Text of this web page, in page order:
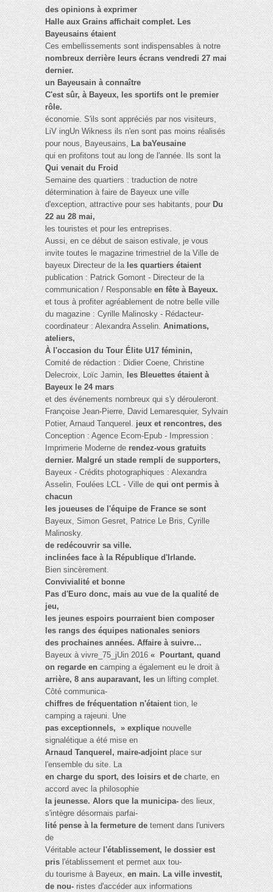
des opinions à exprimer
Halle aux Grains affichait complet. Les
Bayeusains étaient
Ces embellissements sont indispensables à notre
nombreux derrière leurs écrans vendredi 27 mai
dernier.
un Bayeusain à connaître
C'est sûr, à Bayeux, les sportifs ont le premier
rôle.
économie. S'ils sont appréciés par nos visiteurs,
LiV ingUn Wikness ils n'en sont pas moins réalisés
pour nous, Bayeusains,La baYeusaine
qui en profitons tout au long de l'année. Ils sont la
Qui venait du Froid
Semaine des quartiers : traduction de notre
détermination à faire de Bayeux une ville
d'exception, attractive pour ses habitants, pourDu
22 au 28 mai,
les touristes et pour les entreprises.
Aussi, en ce début de saison estivale, je vous
invite toutes le magazine trimestriel de la Ville de
bayeux Directeur de lales quartiers étaient
publication : Patrick Gomont - Directeur de la
communication / Responsableen fête à Bayeux.
et tous à profiter agréablement de notre belle ville
du magazine : Cyrille Malinosky - Rédacteur-
coordinateur : Alexandra Asselin.Animations,
ateliers,
À l'occasion du Tour Élite U17 féminin,
Comité de rédaction : Didier Coene, Christine
Delecroix, Loïc Jamin,les Bleuettes étaient à
Bayeux le 24 mars
et des événements nombreux qui s'y dérouleront.
Françoise Jean-Pierre, David Lemaresquier, Sylvain
Potier, Arnaud Tanquerel.jeux et rencontres, des
Conception : Agence Ecom-Epub - Impression :
Imprimerie Moderne derendez-vous gratuits
dernier. Malgré un stade rempli de supporters,
Bayeux - Crédits photographiques : Alexandra
Asselin, Foulées LCL - Ville dequi ont permis à
chacun
les joueuses de l'équipe de France se sont
Bayeux, Simon Gesret, Patrice Le Bris, Cyrille
Malinosky.
de redécouvrir sa ville.
inclinées face à la République d'Irlande.
Bien sincèrement.
Convivialité et bonne
Pas d'Euro donc, mais au vue de la qualité de
jeu,
les jeunes espoirs pourraient bien composer
les rangs des équipes nationales seniors
des prochaines années. Affaire à suivre…
Bayeux à vivre_75_jUin 2016« Pourtant, quand
on regarde encamping a également eu le droit à
arrière, 8 ans auparavant, lesun lifting complet.
Côté communica-
chiffres de fréquentation n'étaienttion, le
camping a rajeuni. Une
pas exceptionnels, » expliquenouvelle
signalétique a été mise en
Arnaud Tanquerel, maire-adjoint place sur
l'ensemble du site. La
en charge du sport, des loisirs et decharte, en
accord avec la philosophie
la jeunesse. Alors que la municipa-des lieux,
s'intègre désormais parfai-
lité pense à la fermeture detement dans l'univers
de
Véritable acteur l'établissement, le dossier est
pris l'établissement et permet aux tou-
du tourisme à Bayeux,en main. La ville investit,
de nou-ristes d'accéder aux informations